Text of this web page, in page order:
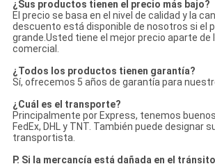
¿Sus productos tienen el precio más bajo?
El precio se basa en el nivel de calidad y la
descuento está disponible de nosotros si el
grande.Usted tiene el mejor precio aparte de
comercial.
¿Todos los productos tienen garantía?
Sí, ofrecemos 5 años de garantía para
¿Cuál es el transporte?
Principalmente por Express, tenemos
FedEx, DHL y TNT. También puede designar
transportista.
P. Si la mercancía está dañada en el